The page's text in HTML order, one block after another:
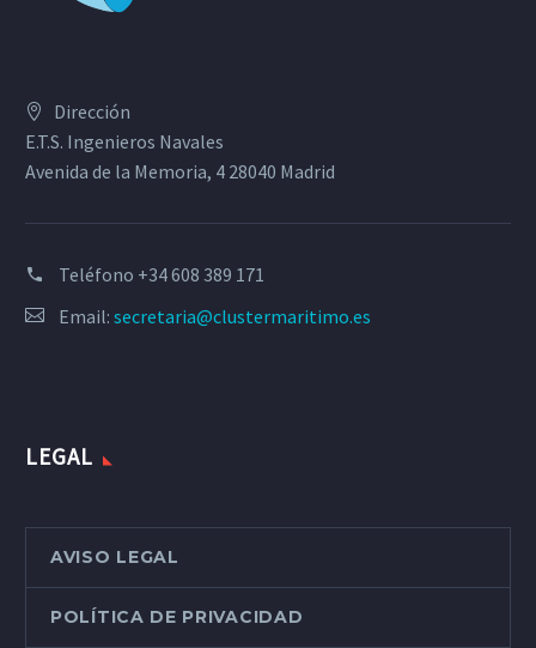
Dirección
E.T.S. Ingenieros Navales
Avenida de la Memoria, 4 28040 Madrid
Teléfono +34 608 389 171
Email: secretaria@clustermaritimo.es
LEGAL
AVISO LEGAL
POLÍTICA DE PRIVACIDAD